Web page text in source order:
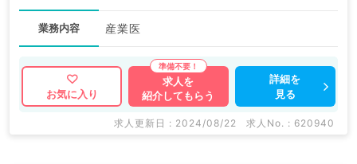
業務内容 産業医
お気に入り
求人を
紹介してもらう
詳細を
見る
求人更新日 : 2024/08/22 求人No. : 620940